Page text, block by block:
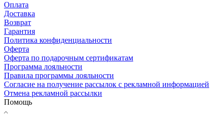
Оплата
Доставка
Возврат
Гарантия
Политика конфиденциальности
Оферта
Оферта по подарочным сертификатам
Программа лояльности
Правила программы лояльности
Согласие на получение рассылок с рекламной информацией
Отмена рекламной рассылки
Помощь